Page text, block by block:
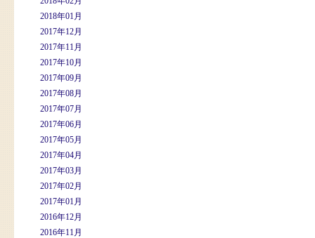
2018年01月
2017年12月
2017年11月
2017年10月
2017年09月
2017年08月
2017年07月
2017年06月
2017年05月
2017年04月
2017年03月
2017年02月
2017年01月
2016年12月
2016年11月